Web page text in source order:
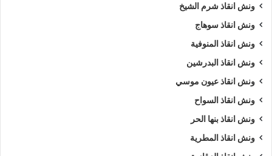
ونش انقاذ شرم الشيخ
ونش انقاذ سوهاج
ونش انقاذ المنوفية
ونش انقاذ البدرشين
ونش انقاذ عيون موسي
ونش انقاذ السواح
ونش انقاذ بنها الحر
ونش انقاذ المطرية